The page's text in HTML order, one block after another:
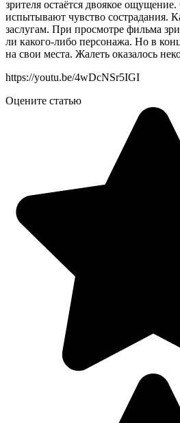
зрителя остаётся двоякое
испытывают чувство сострадания.
заслугам. При просмотре фильма
ли какого-либо персонажа. Но в
на свои места. Жалеть оказалось
https://youtu.be/4wDcNSr5IGI
Оцените статью